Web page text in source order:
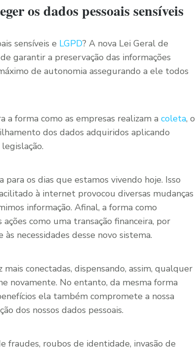
os dados pessoais sensíveis
sensíveis e LGPD? A nova Lei Geral de
garantir a preservação das informações
de autonomia assegurando a ele todos
a forma como as empresas realizam a coleta, o
dos dados adquiridos aplicando
os dias que estamos vivendo hoje. Isso
à internet provocou diversas mudanças
informação. Afinal, a forma como
como uma transação financeira, por
necessidades desse novo sistema.
conectadas, dispensando, assim, qualquer
novamente. No entanto, da mesma forma
ela também compromete a nossa
dos nossos dados pessoais.
fraudes, roubos de identidade, invasão de